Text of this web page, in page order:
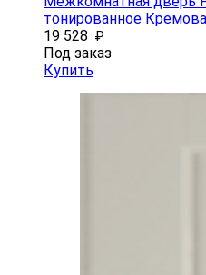
тонированное
19 528 ₽
Под заказ
Купить